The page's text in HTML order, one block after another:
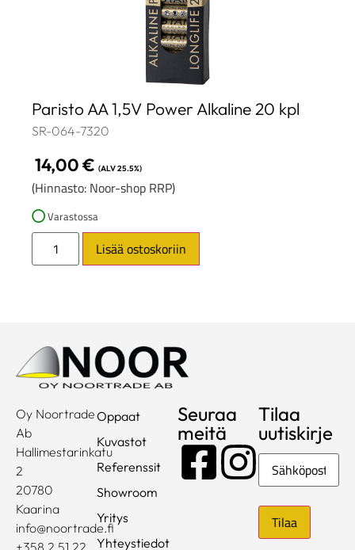
Paristo AA 1,5V Power Alkaline 20 kpl
SR-064-7320
14,00€ (ALV 25.5%)
(Hinnasto: Noor-shop RRP)
Varastossa
Lisää ostoskoriin
Oy Noortrade
Ab
Hallimestarinkatu
2
20780
Kaarina
info@noortrade.fi
+358 2 51 22
Oppaat
Kuvastot
Referenssit
Showroom
Yritys
Yhteystiedot
Seuraa
meitä
Tilaa
uutiskirje
Sähköposti